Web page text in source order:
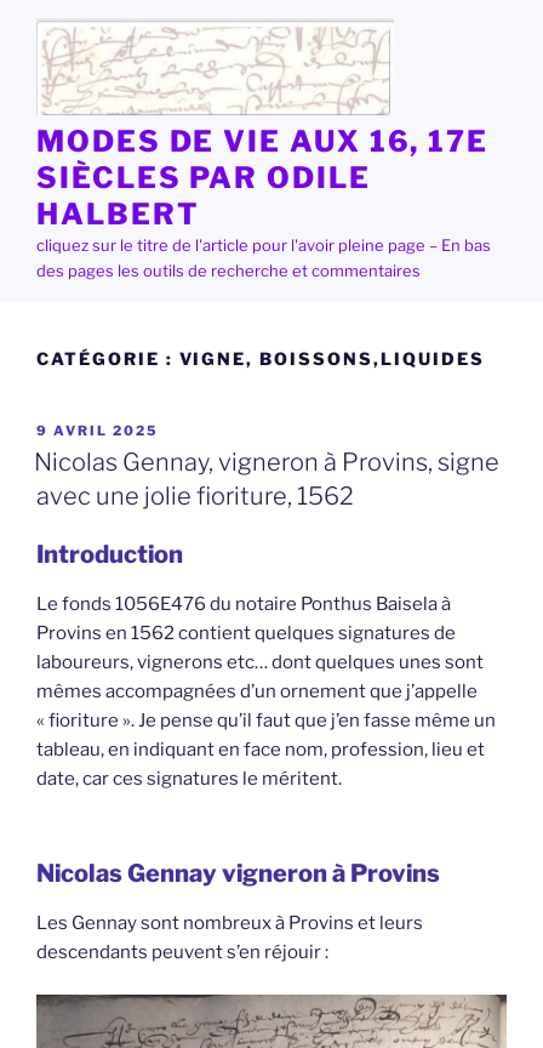
contenu
principal
MODES DE VIE AUX 16, 17E
SIÈCLES PAR ODILE
HALBERT
cliquez sur le titre de l'article pour l'avoir pleine page – En bas
des pages les outils de recherche et commentaires
CATÉGORIE : VIGNE, BOISSONS,LIQUIDES
PUBLIÉ
LE
9 AVRIL 2025
Nicolas Gennay, vigneron à Provins, signe
avec une jolie fioriture, 1562
Introduction
Le fonds 1056E476 du notaire Ponthus Baisela à
Provins en 1562 contient quelques signatures de
laboureurs, vignerons etc… dont quelques unes sont
mêmes accompagnées d’un ornement que j’appelle
« fioriture ». Je pense qu’il faut que j’en fasse même un
tableau, en indiquant en face nom, profession, lieu et
date, car ces signatures le méritent.
Nicolas Gennay vigneron à Provins
Les Gennay sont nombreux à Provins et leurs
descendants peuvent s’en réjouir :